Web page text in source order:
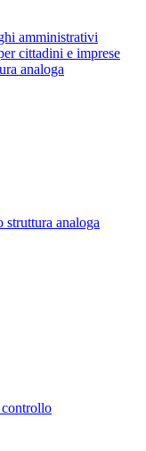
amministrativi
cittadini e imprese
analoga
analoga